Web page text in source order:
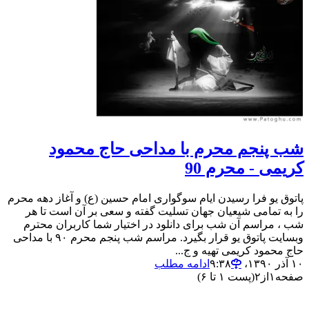
شب پنجم محرم با مداحی حاج محمود
کریمی - محرم 90
پاتوق یو فرا رسیدن ایام سوگواری امام حسین (ع) و آغاز دهه محرم
را به تمامی شیعیان جهان تسلیت گفته و سعی بر آن است تا هر
شب ، مراسم آن شب برای دانلود در اختیار شما کاربران محترم
وبسایت پاتوق یو قرار بگیرد. مراسم شب پنجم محرم ۹۰ با مداحی
حاج محمود کریمی تهیه و ج...
۱۰ آذر ۱۳۹۰،‏ ۹:۳۸
ادامه مطلب
صفحه ۱ از ۲(پست ۱ تا ۶)